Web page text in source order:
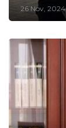
26 Nov, 2024